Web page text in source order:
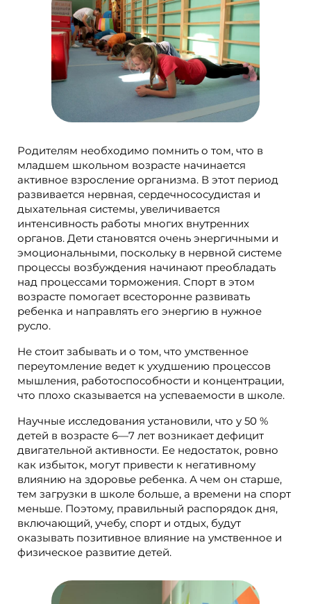
Родителям необходимо помнить о том, что в
младшем школьном возрасте начинается
активное взросление организма. В этот период
развивается нервная, сердечнососудистая и
дыхательная системы, увеличивается
интенсивность работы многих внутренних
органов. Дети становятся очень энергичными и
эмоциональными, поскольку в нервной системе
процессы возбуждения начинают преобладать
над процессами торможения. Спорт в этом
возрасте помогает всесторонне развивать
ребенка и направлять его энергию в нужное
русло.
Не стоит забывать и о том, что умственное
переутомление ведет к ухудшению процессов
мышления, работоспособности и концентрации,
что плохо сказывается на успеваемости в школе.
Научные исследования установили, что у 50 %
детей в возрасте 6—7 лет возникает дефицит
двигательной активности. Ее недостаток, ровно
как избыток, могут привести к негативному
влиянию на здоровье ребенка. А чем он старше,
тем загрузки в школе больше, а времени на спорт
меньше. Поэтому, правильный распорядок дня,
включающий, учебу, спорт и отдых, будут
оказывать позитивное влияние на умственное и
физическое развитие детей.